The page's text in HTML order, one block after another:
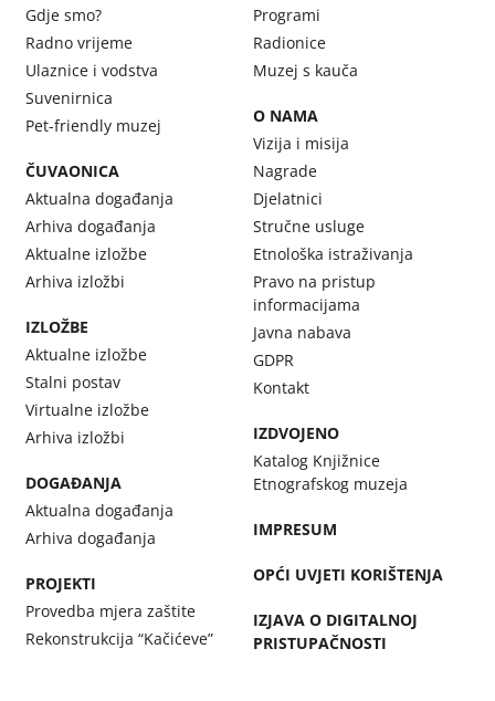
Gdje smo?
Radno vrijeme
Ulaznice i vodstva
Suvenirnica
Pet-friendly muzej
ČUVAONICA
Aktualna događanja
Arhiva događanja
Aktualne izložbe
Arhiva izložbi
IZLOŽBE
Aktualne izložbe
Stalni postav
Virtualne izložbe
Arhiva izložbi
DOGAĐANJA
Aktualna događanja
Arhiva događanja
PROJEKTI
Provedba mjera zaštite
Rekonstrukcija “Kačićeve”
Programi
Radionice
Muzej s kauča
O NAMA
Vizija i misija
Nagrade
Djelatnici
Stručne usluge
Etnološka istraživanja
Pravo na pristup
informacijama
Javna nabava
GDPR
Kontakt
IZDVOJENO
Katalog Knjižnice
Etnografskog muzeja
IMPRESUM
OPĆI UVJETI KORIŠTENJA
IZJAVA O DIGITALNOJ
PRISTUPAČNOSTI